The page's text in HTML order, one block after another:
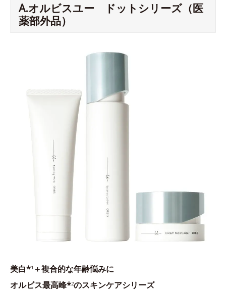
A.オルビスユー ドットシリーズ（医
薬部外品）
美白*1 ＋複合的な年齢悩みに
オルビス最高峰*2のスキンケアシリーズ